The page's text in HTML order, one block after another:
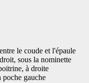
le coude et l'épaule
sous la nominette
à droite
poche gauche